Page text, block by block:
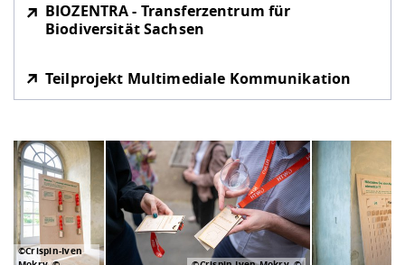
BIOZENTRA - Transferzentrum für
Biodiversität Sachsen
Teilprojekt Multimediale Kommunikation
©Crispin-Iven